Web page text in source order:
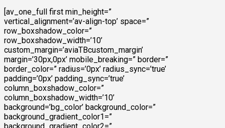
[av_one_full first min_height=”
vertical_alignment=’av-align-top’ space=”
row_boxshadow_color=”
row_boxshadow_width=’10’
custom_margin=’aviaTBcustom_margin’
margin=’30px,0px’ mobile_breaking=” border=”
border_color=” radius=’0px’ radius_sync=’true’
padding=’0px’ padding_sync=’true’
column_boxshadow_color=”
column_boxshadow_width=’10’
background=’bg_color’ background_color=”
background_gradient_color1=”